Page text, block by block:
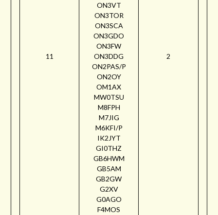
11
ON3VT
ON3TOR
ON3SCA
ON3GDO
ON3FW
ON3DDG
ON2PAS/P
ON2OY
OM1AX
MW0TSU
M8FPH
M7JIG
M6KFI/P
IK2JYT
GI0THZ
GB6HWM
GB5AM
GB2GW
G2XV
G0AGO
F4MOS
2